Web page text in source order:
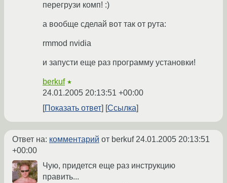
перегрузи комп! :)
а вообще сделай вот так от рута:
rmmod nvidia
и запусти еще раз программу установки!
berkuf ★
24.01.2005 20:13:51 +00:00
Показать ответ
Ссылка
Ответ на: комментарий от berkuf24.01.2005 20:13:51
+00:00
Чую, придется еще раз инструкцию
править...